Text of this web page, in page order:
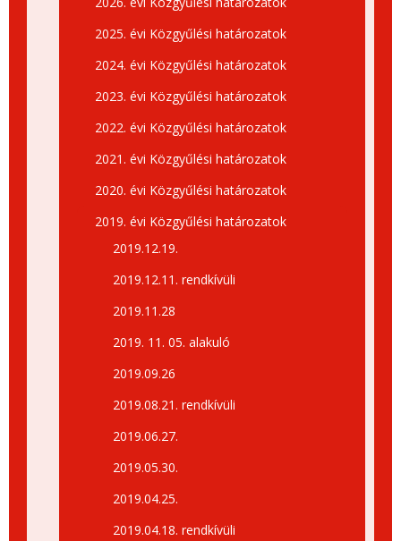
2025. évi Közgyűlési határozatok
2024. évi Közgyűlési határozatok
2023. évi Közgyűlési határozatok
2022. évi Közgyűlési határozatok
2021. évi Közgyűlési határozatok
2020. évi Közgyűlési határozatok
2019. évi Közgyűlési határozatok
2019.12.19.
2019.12.11. rendkívüli
2019.11.28
2019. 11. 05. alakuló
2019.09.26
2019.08.21. rendkívüli
2019.06.27.
2019.05.30.
2019.04.25.
2019.04.18. rendkívüli